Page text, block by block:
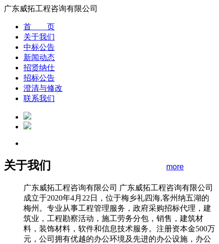
广东威拓工程咨询有限公司
首 页
关于我们
中标公告
新闻动态
招贤纳仕
招标公告
澄清与修改
联系我们
关于我们 more
广东威拓工程咨询有限公司 广东威拓工程咨询有限公司
成立于2020年4月22日，位于梅乡礼四海,客州纳五湖的
梅州。专业从事工程管理服务，政府采购招标代理，建
筑业，工程勘察活动，施工劳务分包，销售，建筑材
料，装饰材料，软件和信息技术服务。注册资本金500万
元，公司拥有优越的办公环境及先进的办公设施，办公